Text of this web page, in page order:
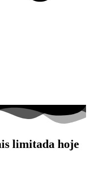
limitada hoje